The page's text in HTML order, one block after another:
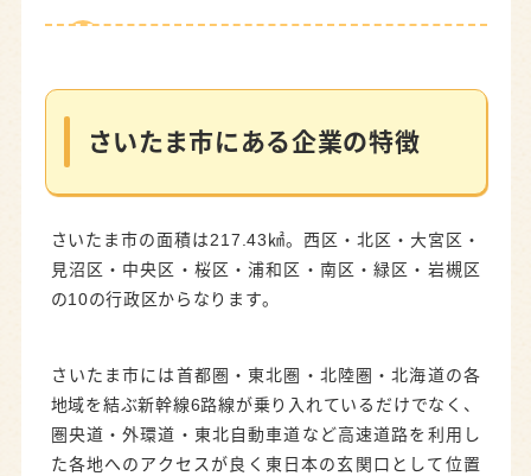
さいたま市の上場企業
■ピックアップ上場企業■
さいたま市に本社を構える有名企業・注目企業
マレリ株式会社（北区・輸送用機器メーカー）
株式会社ジーテクト（大宮区・金属製品）
さいたま市にある企業の特徴
さいたま市の面積は217.43㎢。西区・北区・大宮区・
見沼区・中央区・桜区・浦和区・南区・緑区・岩槻区
の10の行政区からなります。
さいたま市には首都圏・東北圏・北陸圏・北海道の各
地域を結ぶ新幹線6路線が乗り入れているだけでなく、
圏央道・外環道・東北自動車道など高速道路を利用し
た各地へのアクセスが良く東日本の玄関口として位置